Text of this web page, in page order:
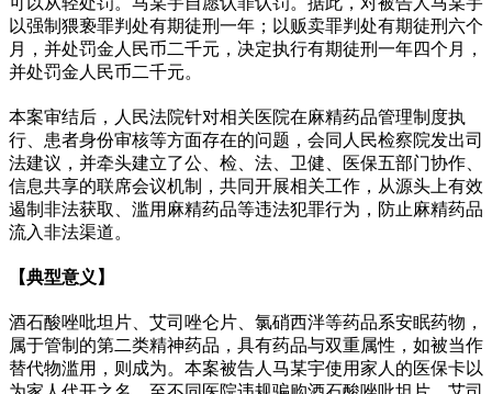
以强制猥亵罪判处有期徒刑一年；以贩卖罪判处有期徒刑六个
月，并处罚金人民币二千元，决定执行有期徒刑一年四个月，
并处罚金人民币二千元。
本案审结后，人民法院针对相关医院在麻精药品管理制度执
行、患者身份审核等方面存在的问题，会同人民检察院发出司
法建议，并牵头建立了公、检、法、卫健、医保五部门协作、
信息共享的联席会议机制，共同开展相关工作，从源头上有效
遏制非法获取、滥用麻精药品等违法犯罪行为，防止麻精药品
流入非法渠道。
【典型意义】
酒石酸唑吡坦片、艾司唑仑片、氯硝西泮等药品系安眠药物，
属于管制的第二类精神药品，具有药品与双重属性，如被当作
替代物滥用，则成为。本案被告人马某宇使用家人的医保卡以